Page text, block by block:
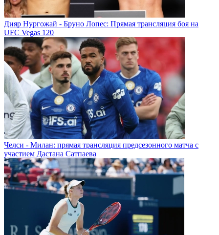
Дияр Нургожай - Бруно Лопес: Прямая трансляция боя на
UFC Vegas 120
Челси - Милан: прямая трансляция предсезонного матча с
участием Дастана Сатпаева